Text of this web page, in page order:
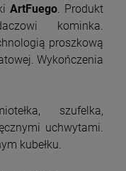
ArtFuego. Produkt
kominka.
proszkową
Wykończenia
szufelka,
uchwytami.
kubełku.